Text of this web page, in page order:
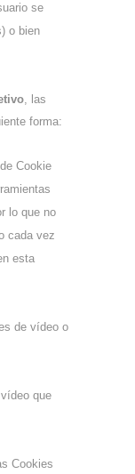
se
o bien
, las
forma:
Cookie
lo que no
cada vez
esta
de vídeo o
que
Cookies